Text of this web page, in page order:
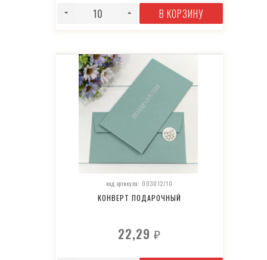
В КОРЗИНУ
код артикула: 003012/10
КОНВЕРТ ПОДАРОЧНЫЙ
22,29₽